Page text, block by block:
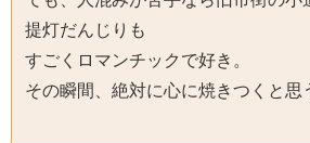
提灯だんじりも
すごくロマンチックで好き。
その瞬間、絶対に心に焼きつくと思